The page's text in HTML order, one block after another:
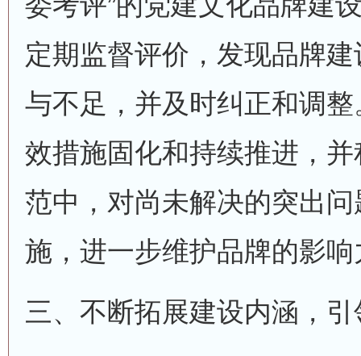
定期监督评价，发现品牌
与不足，并及时纠正和调
效措施固化和持续推进，
范中，对尚未解决的突出
施，进一步维护品牌的影
三、不断拓展建设内涵，